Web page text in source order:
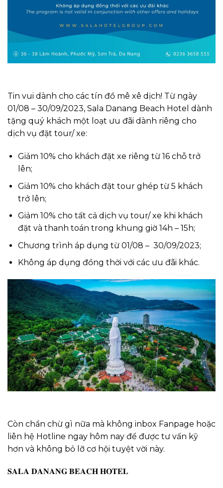
Tin vui dành cho các tín đồ mê xê dịch! Từ ngày
01/08 – 30/09/2023, Sala Danang Beach Hotel dành
tặng quý khách một loạt ưu đãi dành riêng cho
dịch vụ đặt tour/ xe:
Giảm 10% cho khách đặt xe riêng từ 16 chỗ trở
lên;
Giảm 10% cho khách đặt tour ghép từ 5 khách
trở lên;
Giảm 10% cho tất cả dịch vụ tour/ xe khi khách
đặt và thanh toán trong khung giờ 14h – 15h;
Chương trình áp dụng từ 01/08 – 30/09/2023;
Không áp dụng đồng thời với các ưu đãi khác.
Còn chần chừ gì nữa mà không inbox Fanpage hoặc
liên hệ Hotline ngay hôm nay để được tư vấn kỹ
hơn và không bỏ lỡ cơ hội tuyệt vời này.
𝐒𝐀𝐋𝐀 𝐃𝐀𝐍𝐀𝐍𝐆 𝐁𝐄𝐀𝐂𝐇 𝐇𝐎𝐓𝐄𝐋